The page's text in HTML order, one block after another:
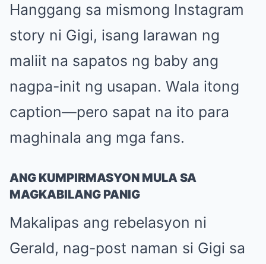
Hanggang sa mismong Instagram
story ni Gigi, isang larawan ng
maliit na sapatos ng baby ang
nagpa-init ng usapan. Wala itong
caption—pero sapat na ito para
maghinala ang mga fans.
ANG KUMPIRMASYON MULA SA
MAGKABILANG PANIG
Makalipas ang rebelasyon ni
Gerald, nag-post naman si Gigi sa